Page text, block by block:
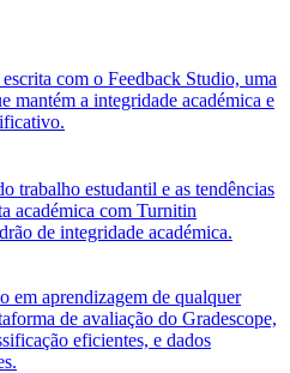
com o Feedback Studio, uma
mantém a integridade académica e
trabalho estudantil e as tendências
académica com Turnitin
de integridade académica.
em aprendizagem de qualquer
de avaliação do Gradescope,
eficientes, e dados